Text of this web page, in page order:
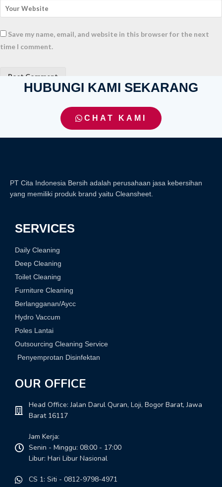
Save my name, email, and website in this browser for the next
time I comment.
HUBUNGI KAMI SEKARANG
CHAT KAMI
PT Cita Indonesia Bersih adalah perusahaan jasa kebersihan
yang memiliki produk brand yaitu Cleansheet.
SERVICES
Daily Cleaning
Deep Cleaning
Toilet Cleaning
Furniture Cleaning
Berlangganan/Aycc
Hydro Vaccum
Poles Lantai
Outsourcing Cleaning Service
Penyemprotan Disinfektan
OUR OFFICE
Head Office: Jalan Darul Quran, Loji, Bogor Barat, Jawa
Barat 16117
Jam Kerja:
Senin - Minggu: 08:00 - 17:00
Libur: Hari Libur Nasional
CS 1: Siti - 0812-9798-4971